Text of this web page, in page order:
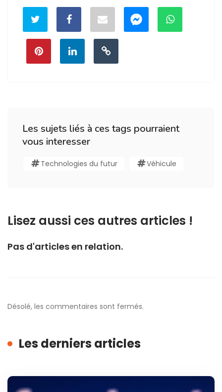
Les sujets liés à ces tags pourraient
vous interesser
Technologies du futur Véhicule
Lisez aussi ces autres articles !
Pas d'articles en relation.
Désolé, les commentaires sont fermés.
Les derniers articles